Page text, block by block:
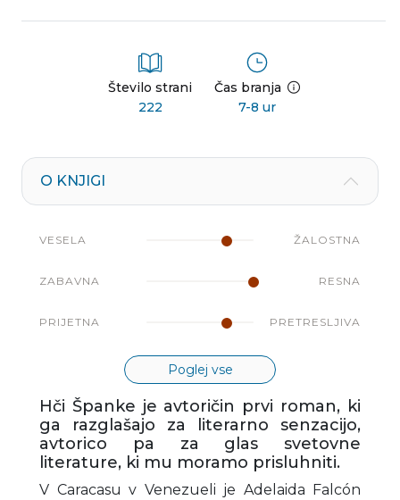
Število strani
222
Čas branja
7-8 ur
O KNJIGI
VESELA ŽALOSTNA
ZABAVNA RESNA
PRIJETNA PRETRESLJIVA
Poglej vse
Hči Španke je avtoričin prvi roman, ki
ga razglašajo za literarno senzacijo,
avtorico pa za glas svetovne
literature, ki mu moramo prisluhniti.
V Caracasu v Venezueli je Adelaida Falcón